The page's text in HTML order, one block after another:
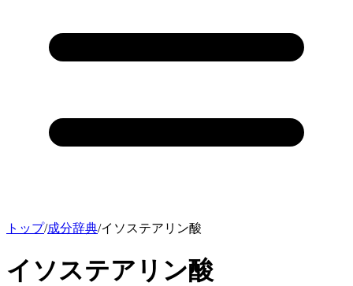
トップ/成分辞典/イソステアリン酸
イソステアリン酸